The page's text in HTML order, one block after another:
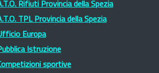
Rifiuti Provincia della Spezia
TPL Provincia della Spezia
Europa
Istruzione
sportive